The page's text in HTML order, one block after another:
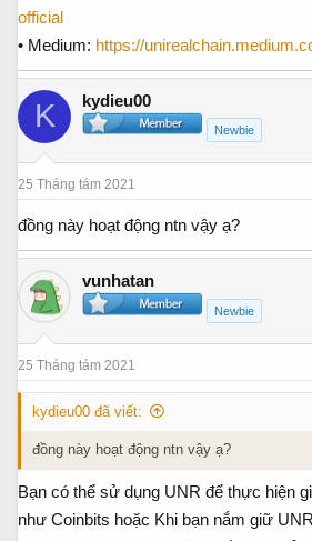
official
• Medium: https://
K kydieu00
Newbie
25 Tháng tám 2021
đồng này hoạt động ntn vậy ạ?
vunhatan
Newbie
25 Tháng tám 2021
kydieu00 đã viết:
đồng này hoạt động ntn vậy ạ?
Bạn có thể sử dụng UNR để thực hiện
như Coinbits hoặc Khi bạn nắm giữ